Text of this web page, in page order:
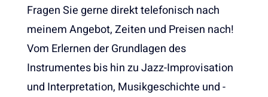
Fragen Sie gerne direkt telefonisch nach
meinem Angebot, Zeiten und Preisen nach!
Vom Erlernen der Grundlagen des
Instrumentes bis hin zu Jazz-Improvisation
und Interpretation, Musikgeschichte und -